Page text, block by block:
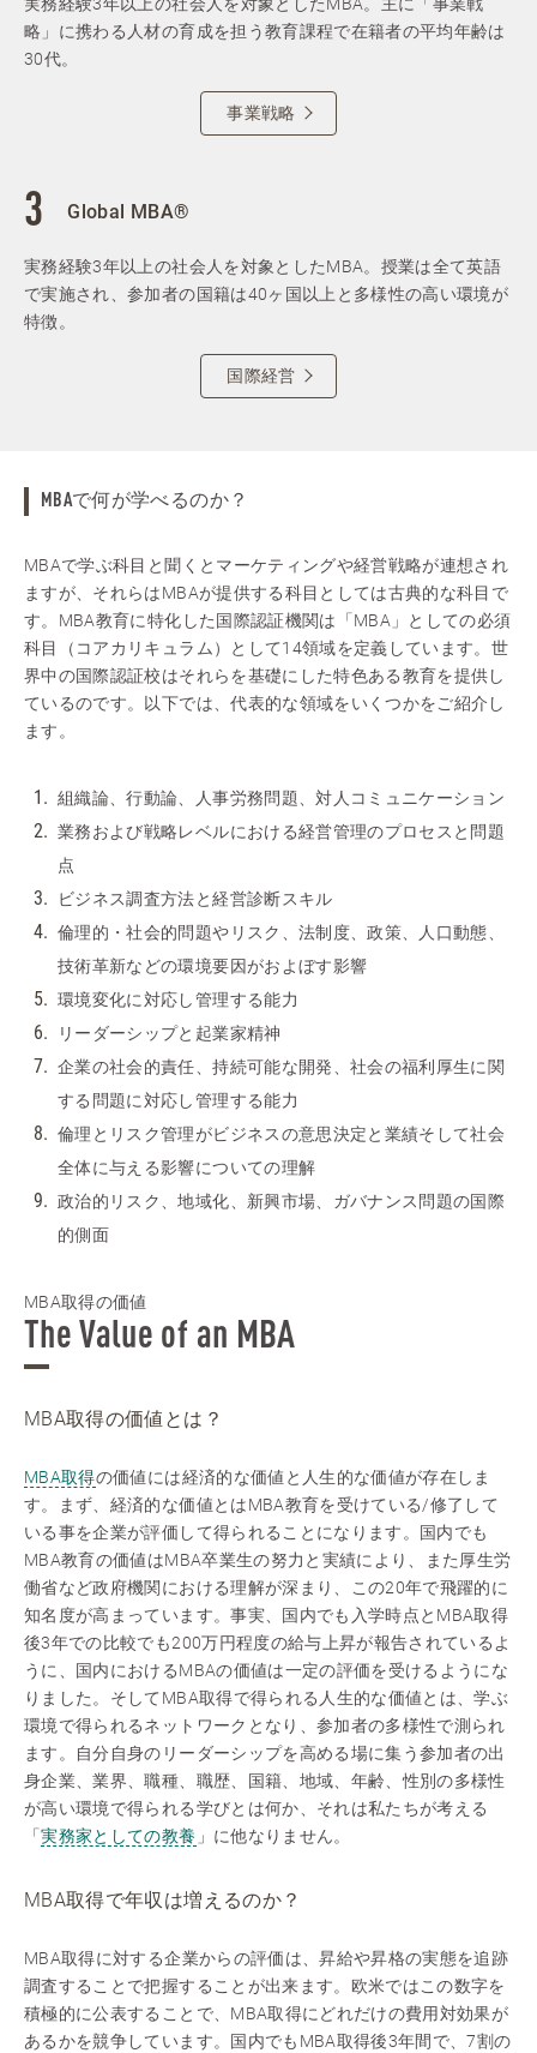
略」に携わる人材の育成を担う教育課程で在籍者の平均年齢は
30代。
事業戦略
Global MBA®
実務経験3年以上の社会人を対象としたMBA。授業は全て英語
で実施され、参加者の国籍は40ヶ国以上と多様性の高い環境が
特徴。
国際経営
MBAで何が学べるのか？
MBAで学ぶ科目と聞くとマーケティングや経営戦略が連想され
ますが、それらはMBAが提供する科目としては古典的な科目で
す。MBA教育に特化した国際認証機関は「MBA」としての必須
科目（コアカリキュラム）として14領域を定義しています。世
界中の国際認証校はそれらを基礎にした特色ある教育を提供し
ているのです。以下では、代表的な領域をいくつかをご紹介し
ます。
組織論、行動論、人事労務問題、対人コミュニケーション
業務および戦略レベルにおける経営管理のプロセスと問題
点
ビジネス調査方法と経営診断スキル
倫理的・社会的問題やリスク、法制度、政策、人口動態、
技術革新などの環境要因がおよぼす影響
環境変化に対応し管理する能力
リーダーシップと起業家精神
企業の社会的責任、持続可能な開発、社会の福利厚生に関
する問題に対応し管理する能力
倫理とリスク管理がビジネスの意思決定と業績そして社会
全体に与える影響についての理解
政治的リスク、地域化、新興市場、ガバナンス問題の国際
的側面
MBA取得の価値
The Value of an MBA
MBA取得の価値とは？
MBA取得の価値には経済的な価値と人生的な価値が存在しま
す。まず、経済的な価値とはMBA教育を受けている/修了して
いる事を企業が評価して得られることになります。国内でも
MBA教育の価値はMBA卒業生の努力と実績により、また厚生労
働省など政府機関における理解が深まり、この20年で飛躍的に
知名度が高まっています。事実、国内でも入学時点とMBA取得
後3年での比較でも200万円程度の給与上昇が報告されているよ
うに、国内におけるMBAの価値は一定の評価を受けるようにな
りました。そしてMBA取得で得られる人生的な価値とは、学ぶ
環境で得られるネットワークとなり、参加者の多様性で測られ
ます。自分自身のリーダーシップを高める場に集う参加者の出
身企業、業界、職種、職歴、国籍、地域、年齢、性別の多様性
が高い環境で得られる学びとは何か、それは私たちが考える
「実務家としての教養 」に他なりません。
MBA取得で年収は増えるのか？
MBA取得に対する企業からの評価は、昇給や昇格の実態を追跡
調査することで把握することが出来ます。欧米ではこの数字を
積極的に公表することで、MBA取得にどれだけの費用対効果が
あるかを競争しています。国内でもMBA取得後3年間で、7割の